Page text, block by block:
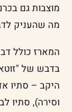
מוצבות גם
מה שהעניק
בדבש של
היקב – סתיו
וסירה), סתיו